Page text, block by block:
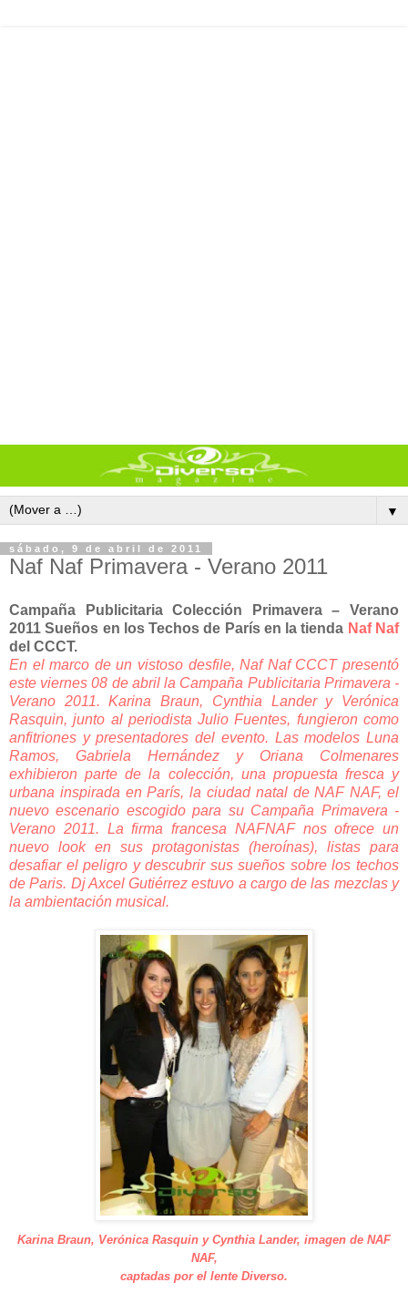
▼
sábado, 9 de abril de 2011
Naf Naf Primavera - Verano 2011
Campaña Publicitaria Colección Primavera – Verano
2011 Sueños en los Techos de París en la tienda Naf Naf
del CCCT.
En el marco de un vistoso desfile, Naf Naf CCCT presentó
este viernes 08 de abril la Campaña Publicitaria Primavera -
Verano 2011. Karina Braun, Cynthia Lander y Verónica
Rasquin, junto al periodista Julio Fuentes, fungieron como
anfitriones y presentadores del evento. Las modelos Luna
Ramos, Gabriela Hernández y Oriana Colmenares
exhibieron parte de la colección, una propuesta fresca y
urbana inspirada en París, la ciudad natal de NAF NAF, el
nuevo escenario escogido para su Campaña Primavera -
Verano 2011. La firma francesa NAFNAF nos ofrece un
nuevo look en sus protagonistas (heroínas), listas para
desafiar el peligro y descubrir sus sueños sobre los techos
de Paris. Dj Axcel Gutiérrez estuvo a cargo de las mezclas y
la ambientación musical.
Karina Braun, Verónica Rasquin y Cynthia Lander, imagen de NAF
NAF,
captadas por el lente Diverso.